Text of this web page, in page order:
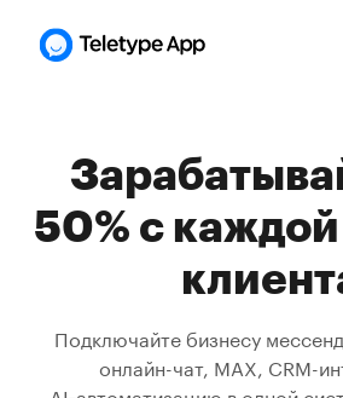
50% с
Подключайте бизнесу
онлайн-чат, MAX, CRM-